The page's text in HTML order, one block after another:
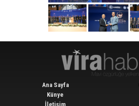
Ana Sayfa
Künye
İletişim